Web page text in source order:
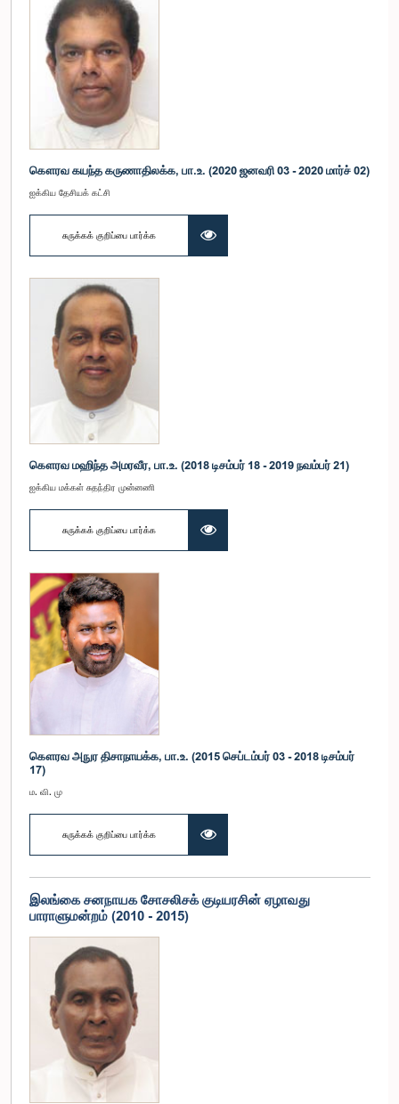
கௌரவ கயந்த கருணாதிலக்க, பா.உ. (2020 ஜனவரி 03 - 2020 மார்ச் 02)
ஐக்கிய தேசியக் கட்சி
சுருக்கக் குறிப்பை பார்க்க
கௌரவ மஹிந்த அமரவீர, பா.உ. (2018 டிசம்பர் 18 - 2019 நவம்பர் 21)
ஐக்கிய மக்கள் சுதந்திர முன்னணி
சுருக்கக் குறிப்பை பார்க்க
கௌரவ அநுர திசாநாயக்க, பா.உ. (2015 செப்டம்பர் 03 - 2018 டிசம்பர்
17)
ம. வி. மு
சுருக்கக் குறிப்பை பார்க்க
இலங்கை சனநாயக சோசலிசக் குடியரசின் ஏழாவது
பாராளுமன்றம் (2010 - 2015)